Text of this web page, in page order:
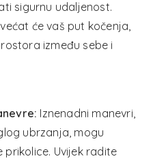
sigurnu udaljenost.
će vaš put kočenja,
između sebe i
Iznenadni manevri,
ubrzanja, mogu
Uvijek radite